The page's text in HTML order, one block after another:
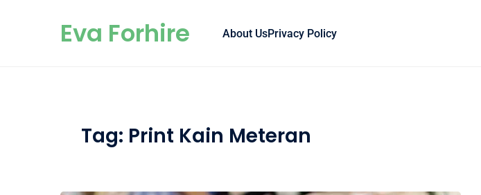
Eva Forhire About UsPrivacy Policy
Tag: Print Kain Meteran